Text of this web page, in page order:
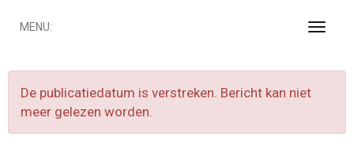
MENU:
De publicatiedatum is verstreken. Bericht kan niet
meer gelezen worden.